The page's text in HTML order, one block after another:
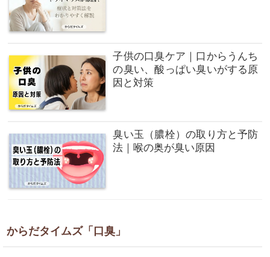
子供の口臭ケア｜口からうんち
の臭い、酸っぱい臭いがする原
因と対策
臭い玉（膿栓）の取り方と予防
法｜喉の奥が臭い原因
からだタイムズ「口臭」